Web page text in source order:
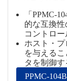
「PPMC-
的な互換性
コントロー
ホスト・
を与える
タを制御す
PPMC-